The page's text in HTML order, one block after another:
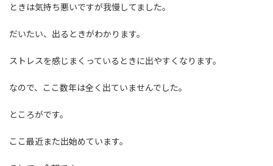
ときは気持ち悪いですが我慢してました。
だいたい、出るときがわかります。
ストレスを感じまくっているときに出やすくなります。
なので、ここ数年は全く出ていませんでした。
ところがです。
ここ最近また出始めています。